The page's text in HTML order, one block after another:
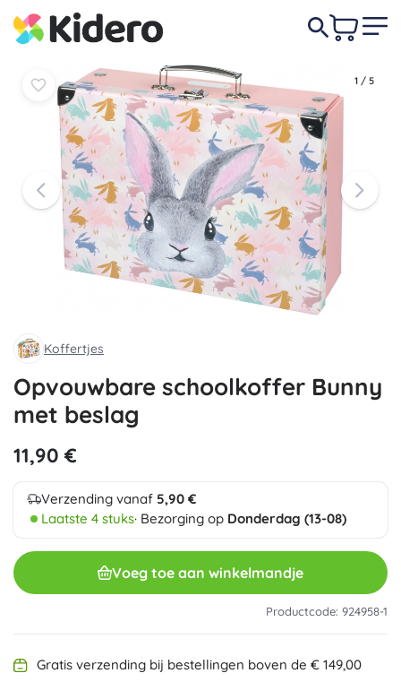
1 / 5
Koffertjes
Opvouwbare schoolkoffer Bunny
met beslag
11,90 €
Verzending vanaf 5,90 €
Laatste 4 stuks· Bezorging op Donderdag (13-08)
Voeg toe aan winkelmandje
Productcode: 924958-1
Gratis verzending bij bestellingen boven de € 149,00
11,90 €
In